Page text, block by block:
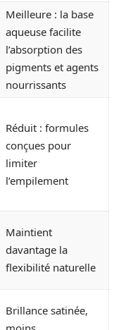
Meilleure : la base
aqueuse facilite
l’absorption des
pigments et agents
nourrissants
Réduit : formules
conçues pour
limiter
l’empilement
Maintient
davantage la
flexibilité naturelle
Brillance satinée,